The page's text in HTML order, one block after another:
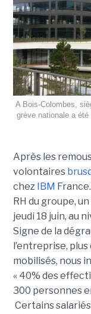
A Bois-Colombes,
grève nationale a
Après les
volontaires
chez IBM
RH du groupe,
jeudi 18 juin, au
Signe de la
l’entreprise,
mobilisés, nous
« 40% des
300 personnes
Certains